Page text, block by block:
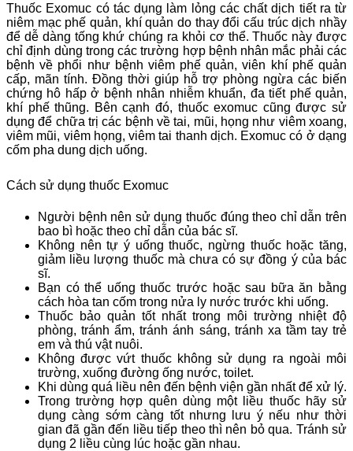
Thuốc Exomuc có tác dụng làm lỏng các chất dịch tiết ra từ
niêm mạc phế quản, khí quản do thay đổi cấu trúc dịch nhầy
để dễ dàng tống khứ chúng ra khỏi cơ thể. Thuốc này được
chỉ định dùng trong các trường hợp bệnh nhân mắc phải các
bệnh về phổi như bệnh viêm phế quản, viên khí phế quản
cấp, mãn tính. Đồng thời giúp hỗ trợ phòng ngừa các biến
chứng hô hấp ở bệnh nhân nhiễm khuẩn, đa tiết phế quản,
khí phế thũng. Bên cạnh đó, thuốc exomuc cũng được sử
dụng để chữa trị các bệnh về tai, mũi, họng như viêm xoang,
viêm mũi, viêm họng, viêm tai thanh dịch. Exomuc có ở dạng
cốm pha dung dịch uống.
Cách sử dụng thuốc Exomuc
Người bệnh nên sử dụng thuốc đúng theo chỉ dẫn trên
bao bì hoặc theo chỉ dẫn của bác sĩ.
Không nên tự ý uống thuốc, ngừng thuốc hoặc tăng,
giảm liều lượng thuốc mà chưa có sự đồng ý của bác
sĩ.
Bạn có thể uống thuốc trước hoặc sau bữa ăn bằng
cách hòa tan cốm trong nửa ly nước trước khi uống.
Thuốc bảo quản tốt nhất trong môi trường nhiệt độ
phòng, tránh ẩm, tránh ánh sáng, tránh xa tầm tay trẻ
em và thú vật nuôi.
Không được vứt thuốc không sử dụng ra ngoài môi
trường, xuống đường ống nước, toilet.
Khi dùng quá liều nên đến bệnh viện gần nhất để xử lý.
Trong trường hợp quên dùng một liều thuốc hãy sử
dụng càng sớm càng tốt nhưng lưu ý nếu như thời
gian đã gần đến liều tiếp theo thì nên bỏ qua. Tránh sử
dụng 2 liều cùng lúc hoặc gần nhau.